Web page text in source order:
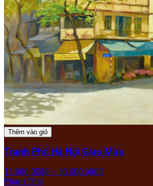
Thêm vào giỏ
Tranh Phố Hà Nội Giao Mùa
11.000.000₫ – 50.000.000₫
Phạm Thái